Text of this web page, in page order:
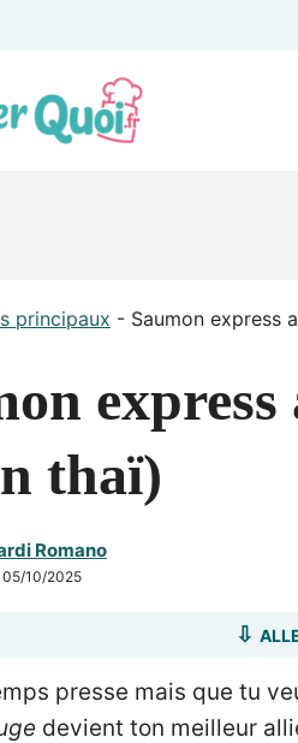
principaux - Saumon express
thaï)
Romano
05/10/2025
presse mais que tu
devient ton meilleur